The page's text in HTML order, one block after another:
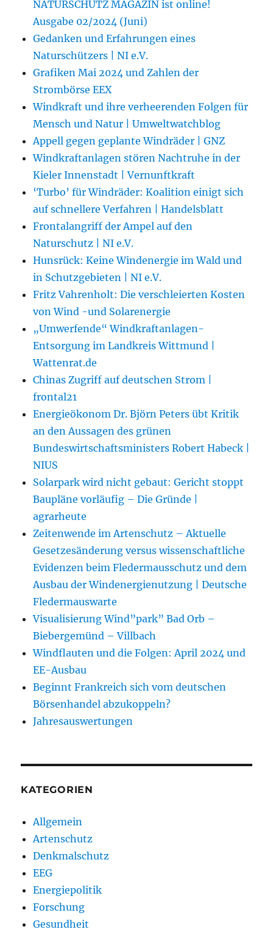
NATURSCHUTZ MAGAZIN ist online!
Ausgabe 02/2024 (Juni)
Gedanken und Erfahrungen eines
Naturschützers | NI e.V.
Grafiken Mai 2024 und Zahlen der
Strombörse EEX
Windkraft und ihre verheerenden Folgen für
Mensch und Natur | Umweltwatchblog
Appell gegen geplante Windräder | GNZ
Windkraftanlagen stören Nachtruhe in der
Kieler Innenstadt | Vernunftkraft
‘Turbo’ für Windräder: Koalition einigt sich
auf schnellere Verfahren | Handelsblatt
Frontalangriff der Ampel auf den
Naturschutz | NI e.V.
Hunsrück: Keine Windenergie im Wald und
in Schutzgebieten | NI e.V.
Fritz Vahrenholt: Die verschleierten Kosten
von Wind -und Solarenergie
„Umwerfende“ Windkraftanlagen-
Entsorgung im Landkreis Wittmund |
Wattenrat.de
Chinas Zugriff auf deutschen Strom |
frontal21
Energieökonom Dr. Björn Peters übt Kritik
an den Aussagen des grünen
Bundeswirtschaftsministers Robert Habeck |
NIUS
Solarpark wird nicht gebaut: Gericht stoppt
Baupläne vorläufig – Die Gründe |
agrarheute
Zeitenwende im Artenschutz – Aktuelle
Gesetzesänderung versus wissenschaftliche
Evidenzen beim Fledermausschutz und dem
Ausbau der Windenergienutzung | Deutsche
Fledermauswarte
Visualisierung Wind”park” Bad Orb –
Biebergemünd – Villbach
Windflauten und die Folgen: April 2024 und
EE-Ausbau
Beginnt Frankreich sich vom deutschen
Börsenhandel abzukoppeln?
Jahresauswertungen
KATEGORIEN
Allgemein
Artenschutz
Denkmalschutz
EEG
Energiepolitik
Forschung
Gesundheit